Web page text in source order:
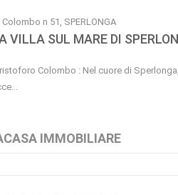
n 51, SPERLONGA
VILLA SUL MARE DI
Colombo : Nel cuore di
IMMOBILIARE